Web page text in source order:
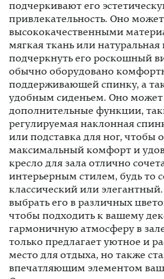
подчеркивают его
привлекательность. Оно
высококачественными
мягкая ткань или
подчеркнуть его роскошный
обычно оборудовано
поддерживающей спинку, а
удобным сиденьем. Оно может
дополнительные функции,
регулируемая наклонная
или подставка для ног, чтобы
максимальный комфорт и
кресло для зала отлично
интерьерным стилем, будь то
классический или
выбрать его в различных
чтобы подходить к вашему
гармоничную атмосферу в
только предлагает уютное и
место для отдыха, но также
впечатляющим элементом